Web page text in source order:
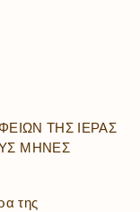
ΤΗΣ ΙΕΡΑΣ
ΜΗΝΕΣ
της